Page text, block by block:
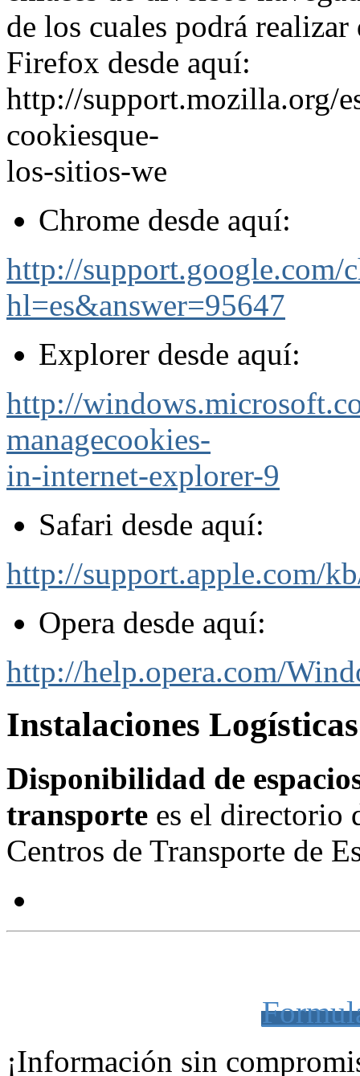
de los cuales podrá
Firefox desde aquí:
http://support.mozilla.org/
cookiesque-
los-sitios-we
Chrome desde aquí:
http://support.google.com/
hl=es&answer=95647
Explorer desde aquí:
http://
managecookies-
in-internet-explorer-9
Safari desde aquí:
http://support.apple.com/
Opera desde aquí:
http://help.opera.com/
Instalaciones
Disponibilidad de
transporte es el directorio
Centros de Transporte de
¡Información sin